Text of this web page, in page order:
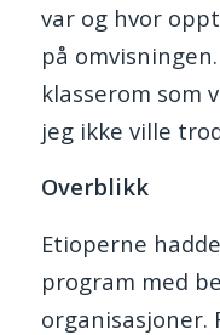
var og hvor
på
klasserom som
jeg ikke ville
Overblikk
Etioperne
program med
organisasjoner.